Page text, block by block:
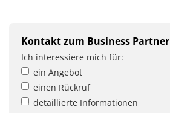
Kontakt zum Business Partner
Ich interessiere mich für:
ein Angebot
einen Rückruf
detaillierte Informationen